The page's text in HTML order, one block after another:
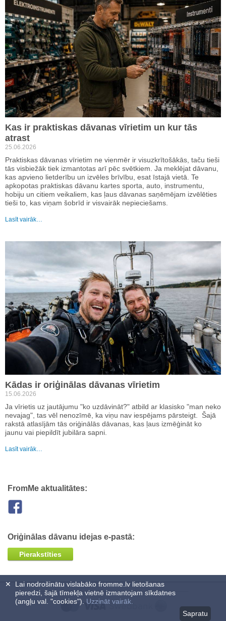
Kas ir praktiskas dāvanas vīrietim un kur tās
atrast
25.06.2026
Praktiskas dāvanas vīrietim ne vienmēr ir visuzkrītošākās, taču tieši
tās visbiežāk tiek izmantotas arī pēc svētkiem. Ja meklējat dāvanu,
kas apvieno lietderību un izvēles brīvību, esat īstajā vietā. Te
apkopotas praktiskas dāvanu kartes sporta, auto, instrumentu,
hobiju un citiem veikaliem, kas ļaus dāvanas saņēmējam izvēlēties
tieši to, kas viņam šobrīd ir visvairāk nepieciešams.
Lasīt vairāk…
Kādas ir oriģinālas dāvanas vīrietim
15.06.2026
Ja vīrietis uz jautājumu "ko uzdāvināt?" atbild ar klasisko "man neko
nevajag", tas vēl nenozīmē, ka viņu nav iespējams pārsteigt. Šajā
rakstā atlasījām tās oriģinālās dāvanas, kas ļaus izmēģināt ko
jaunu vai piepildīt jubilāra sapni.
Lasīt vairāk…
FromMe aktualitātes:
Oriģinālas dāvanu idejas e-pastā:
Pierakstīties
Lai nodrošinātu vislabāko fromme.lv lietošanas
pieredzi, šajā tīmekļa vietnē izmantojam sīkdatnes
(angļu val. "cookies"). Uzzināt vairāk.
Sapratu
✕